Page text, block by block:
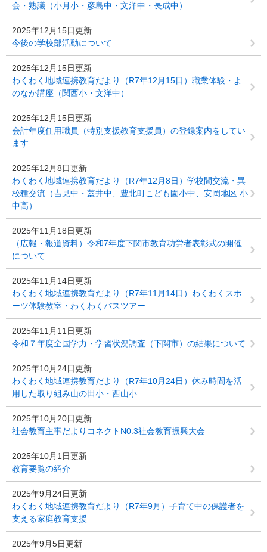
会・熟議（小月小・彦島中・文洋中・長成中）
2025年12月15日更新
今後の学校部活動について
2025年12月15日更新
わくわく地域連携教育だより（R7年12月15日）職業体験・よ
のなか講座（関西小・文洋中）
2025年12月15日更新
会計年度任用職員（特別支援教育支援員）の登録案内をしてい
ます
2025年12月8日更新
わくわく地域連携教育だより（R7年12月8日）学校間交流・異
校種交流（吉見中・蓋井中、豊北町こども園小中、安岡地区 小
中高）
2025年11月18日更新
（広報・報道資料）令和7年度下関市教育功労者表彰式の開催
について
2025年11月14日更新
わくわく地域連携教育だより（R7年11月14日）わくわくスポ
ーツ体験教室・わくわくバスツアー
2025年11月11日更新
令和７年度全国学力・学習状況調査（下関市）の結果について
2025年10月24日更新
わくわく地域連携教育だより（R7年10月24日）休み時間を活
用した取り組み山の田小・西山小
2025年10月20日更新
社会教育主事だよりコネクトN0.3社会教育振興大会
2025年10月1日更新
教育要覧の紹介
2025年9月24日更新
わくわく地域連携教育だより（R7年9月）子育て中の保護者を
支える家庭教育支援
2025年9月5日更新